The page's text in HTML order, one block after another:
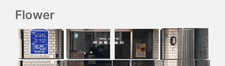
Flower